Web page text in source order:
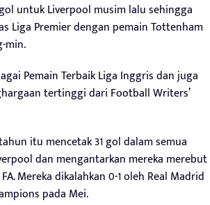
untuk Liverpool musim lalu sehingga
Liga Premier dengan pemain Tottenham
min.
Pemain Terbaik Liga Inggris dan juga
tertinggi dari Football Writers’
itu mencetak 31 gol dalam semua
dan mengantarkan mereka merebut
Mereka dikalahkan 0-1 oleh Real Madrid
pada Mei.